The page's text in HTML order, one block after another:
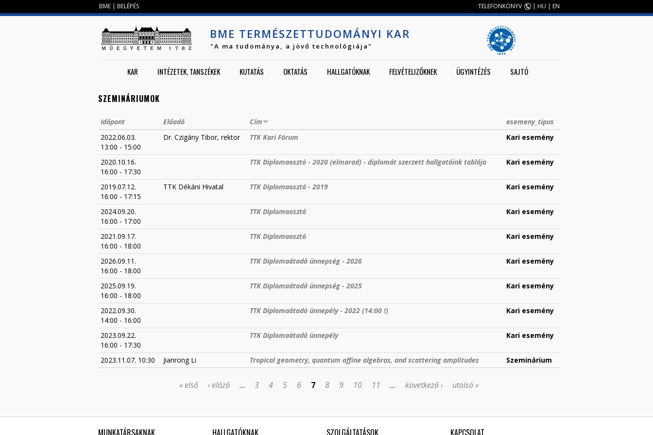
BME | BELÉPÉS TELEFONKÖNYV | HU | EN
BME TERMÉSZETTUDOMÁNYI KAR
"A ma tudománya, a jövő technológiája"
KAR INTÉZETEK, TANSZÉKEK KUTATÁS OKTATÁS HALLGATÓKNAK FELVÉTELIZŐKNEK ÜGYINTÉZÉS SAJTÓ
SZEMINÁRIUMOK
Időpont Előadó Cím
esemeny_tipus
2022.06.03.
13:00 - 15:00
Dr. Czigány Tibor, rektor TTK Kari Fórum Kari esemény
2020.10.16.
16:00 - 17:30
TTK Diplomaosztó - 2020 (elmarad) - diplomát szerzett hallgatóink tablója Kari esemény
2019.07.12.
16:00 - 17:15
TTK Dékáni Hivatal TTK Diplomaosztó - 2019 Kari esemény
2024.09.20.
16:00 - 17:00
TTK Diplomaosztó Kari esemény
2021.09.17.
16:00 - 18:00
TTK Diplomaosztó Kari esemény
2026.09.11.
16:00 - 18:00
TTK Diplomaátadó ünnepség - 2026 Kari esemény
2025.09.19.
16:00 - 18:00
TTK Diplomaátadó ünnepség - 2025 Kari esemény
2022.09.30.
14:00 - 16:00
TTK Diplomaátadó ünnepély - 2022 (14:00 !) Kari esemény
2023.09.22.
16:00 - 17:30
TTK Diplomaátadó ünnepély Kari esemény
2023.11.07. 10:30 Jianrong Li Tropical geometry, quantum affine algebras, and scattering amplitudes Szeminárium
« első ‹ előző … 3 4 5 6 7 8 9 10 11 … következő › utolsó »
MUNKATÁRSAKNAK HALLGATÓKNAK SZOLGÁLTATÁSOK KAPCSOLAT